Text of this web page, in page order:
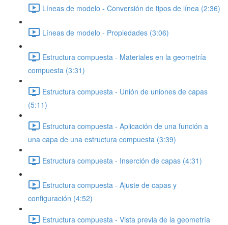
Líneas de modelo - Conversión de tipos de línea (2:36)
Líneas de modelo - Propiedades (3:06)
Estructura compuesta - Materiales en la geometría
compuesta (3:31)
Estructura compuesta - Unión de uniones de capas
(5:11)
Estructura compuesta - Aplicación de una función a
una capa de una estructura compuesta (3:39)
Estructura compuesta - Inserción de capas (4:31)
Estructura compuesta - Ajuste de capas y
configuración (4:52)
Estructura compuesta - Vista previa de la geometría